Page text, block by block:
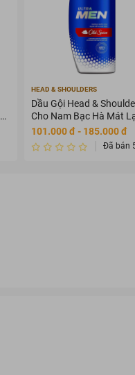
HEAD & SHOULDERS
Dầu Gội Head &
Cho Nam Bạc Hà Mát
650ml
101.000 đ - 185.000 đ
Đã bán